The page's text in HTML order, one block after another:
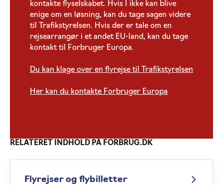
kontakte flyselskabet. Hvis I ikke kan blive
enige om en løsning, kan du tage sagen videre
til Trafikstyrelsen. Hvis der er tale om en
rejsearrangør i et andet EU-land, kan du tage
kontakt til Forbruger Europa.
Du kan klage over en flyrejse til Trafikstyrelsen
Her kan du kontakte Forbruger Europa
RELATERET INDHOLD PÅ FORBRUG.DK
Flyrejser og flybilletter